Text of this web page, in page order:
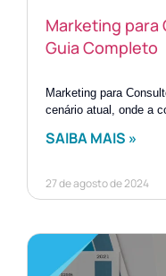
Marketing para
Guia Completo
Marketing para
cenário atual, onde a
SAIBA MAIS »
27 de agosto de 2024